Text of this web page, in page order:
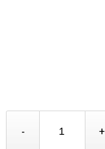
- +